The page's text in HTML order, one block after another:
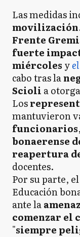
Las medidas
movilización
Frente
fuerte
miércoles y
cabo tras la
Scioli a
Los
mantuvieron
funcionarios
bonaerense
reapertura
docentes.
Por su parte,
Educación
ante la
comenzar el
"siempre